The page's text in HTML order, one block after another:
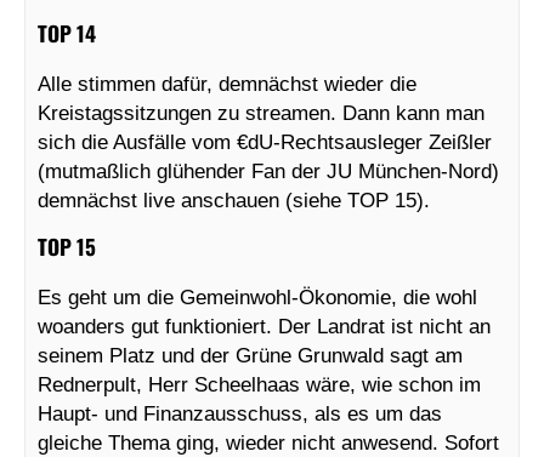
TOP 14
Alle stimmen dafür, demnächst wieder die
Kreistagssitzungen zu streamen. Dann kann man
sich die Ausfälle vom €dU-Rechtsausleger Zeißler
(mutmaßlich glühender Fan der JU München-Nord)
demnächst live anschauen (siehe TOP 15).
TOP 15
Es geht um die Gemeinwohl-Ökonomie, die wohl
woanders gut funktioniert. Der Landrat ist nicht an
seinem Platz und der Grüne Grunwald sagt am
Rednerpult, Herr Scheelhaas wäre, wie schon im
Haupt- und Finanzausschuss, als es um das
gleiche Thema ging, wieder nicht anwesend. Sofort